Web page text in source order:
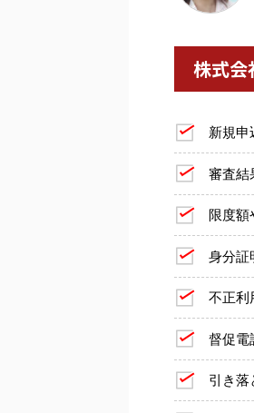
株式会
新規申
審査結
限度額
身分証
不正利
督促電
引き落